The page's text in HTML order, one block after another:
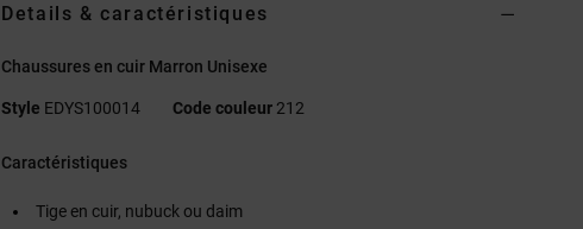
Details & caractéristiques
Chaussures en cuir Marron Unisexe
Style EDYS100014 Code couleur 212
Caractéristiques
Tige en cuir, nubuck ou daim